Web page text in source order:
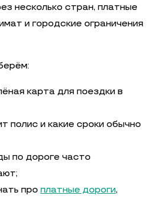
несколько стран, платные
и городские ограничения
карта для поездки в
полис и какие сроки обычно
по дороге часто
про платные дороги,